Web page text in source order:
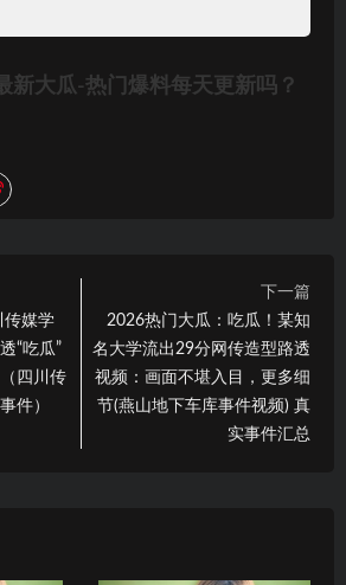
新大瓜-热门爆料每天更新吗？
传媒学
“吃瓜”
四川传
件）
下一篇
2026热门大瓜：吃瓜！某知
名大学流出29分网传造型路透
视频：画面不堪入目，更多细
节(燕山地下车库事件视频) 真
实事件汇总